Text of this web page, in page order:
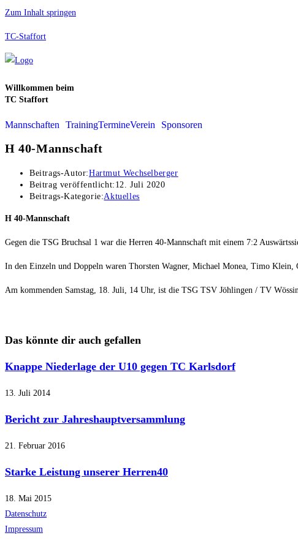
Zum Inhalt springen
TC-Staffort
Willkommen beim
TC Staffort
Mannschaften TrainingTermineVerein Sponsoren
H 40-Mannschaft
Beitrags-Autor:Hartmut Wechselberger
Beitrag veröffentlicht: 12. Juli 2020
Beitrags-Kategorie:Aktuelles
H 40-Mannschaft
Gegen die TSG Bruchsal 1 war die Herren 40-Mannschaft mit einem 7:2
In den Einzeln und Doppeln waren Thorsten Wagner, Michael Monea, Timo
Am kommenden Samstag, 18. Juli, 14 Uhr, ist die TSG TSV Jöhlingen / TV
Das könnte dir auch gefallen
Knappe Niederlage der U10 gegen TC Karlsdorf
13. Juli 2014
Bericht zur Jahreshauptversammlung
21. Februar 2016
Starke Leistung unserer Herren40
18. Mai 2015
Datenschutz
Impressum